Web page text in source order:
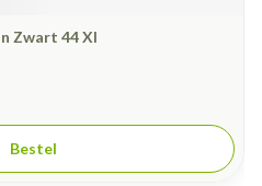
Zwart 44 Xl
Bestel